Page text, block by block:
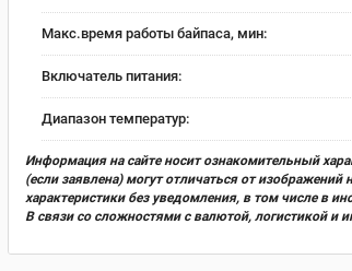
Макс.время работы байпаса, мин:
Включатель питания:
Диапазон температур:
Информация на сайте носит ознакомительный
(если заявлена) могут отличаться от
характеристики без уведомления, в том числе в
В связи со сложностями с валютой, логистикой и